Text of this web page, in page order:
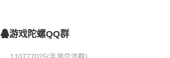
游戏陀螺QQ群